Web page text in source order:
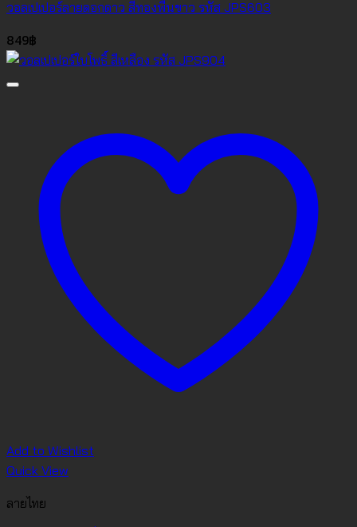
วอลเปเปอร์ลายดอกดาว สีทองพื้นขาว รหัส JPS603
849฿
Add to Wishlist
Quick View
ลายไทย